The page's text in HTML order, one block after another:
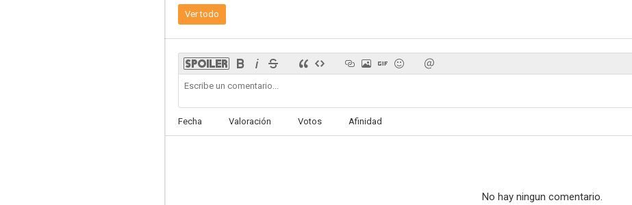
Ver todo
Fecha Valoración Votos Afinidad
No hay ningun comentario.